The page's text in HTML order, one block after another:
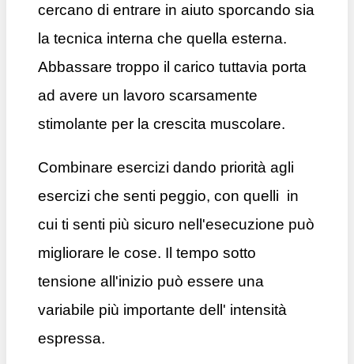
cercano di entrare in aiuto sporcando sia
la tecnica interna che quella esterna.
Abbassare troppo il carico tuttavia porta
ad avere un lavoro scarsamente
stimolante per la crescita muscolare.
Combinare esercizi dando priorità agli
esercizi che senti peggio, con quelli in
cui ti senti più sicuro nell'esecuzione può
migliorare le cose. Il tempo sotto
tensione all'inizio può essere una
variabile più importante dell' intensità
espressa.